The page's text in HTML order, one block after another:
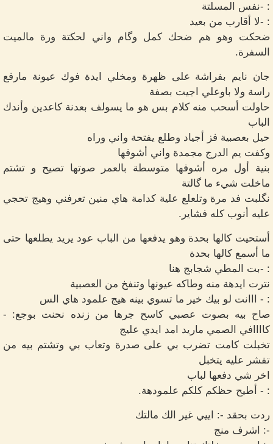
: -نفس المسلتة
: -لا أقارب من بعيد
ضحكت وهو هم ضحك كمل وگام واني لحكتة ورة مالميت
السفرة.
جان نايم بفراشة على ظهرة ومخلي ايدة فوك عيونة مارفع
راسة ولا باوعلي اجيت بصفة
حاولت أسحب منه كلام بس هو ما يسولف بعدنة كاعدين وأندك
الباب
حيل بعصبية فز أجياد وطلع يفتحة واني وراه
وكفت يم الدرج مجمدة واني أشوفها
بنية أول مره أشوفها متوسطة بالعمر صوتها تصيح و تشتم
ماخلت شيء ما گالتة
نگلبت فد مرة وتلعلع علية كدامة هاي منين تعرفني وهيج تحجي
عليه أنوب كله فشاير.
أستحيت كالها بحدة وهو يدفعها من الباب عود يريد يطلعها حتى
ما أسمع كالها بحدة
: -بت المطي شجابج هنا
نترت ايدهة منه وطاكه عيونها وتنفخ من العصبية
: - ااانت لو بيك خير ما تسوي بينه هيج علمود هاي الس
صاح بيه بصوت عصبي كاسح جرها من زنده نحنت بوجع: -
كاااافي الصمي ماريد امد ايدي عليج
تخبلت كامت تضرب بي على صدرة وتعاب بي وتشتم بيه من
تفشر عليه يتخبل
اخر شي دفعها لباب
: - أطيح حظكم كلكم علمودهة.
ردت بحقد -: اييي غير الك مالتك
-: اشرف منج